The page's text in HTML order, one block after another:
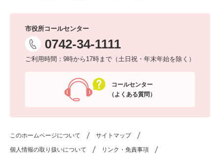
市役所コールセンター
0742-34-1111
ご利用時間：9時から17時まで（土日祝・年末年始を除く）
コールセンター
（よくある質問）
このホームページについて サイトマップ
個人情報の取り扱いについて リンク・免責事項